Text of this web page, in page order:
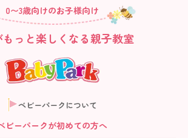
0〜3歳向けのお子様向け
っと楽しくなる親子教室
ベビーパークについて
ビーパークが初めての方へ